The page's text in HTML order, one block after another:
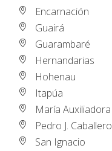
Encarnación
Guairá
Guarambaré
Hernandarias
Hohenau
Itapúa
María Auxiliadora
Pedro J. Caballero
San Ignacio